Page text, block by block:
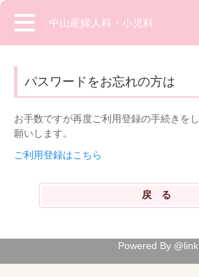
中山産婦人科・小児科
パスワードをお忘れの方は
お手数ですが再度ご利用登録の手続きを
願いします。
ご利用登録はこちら
Powered By @link